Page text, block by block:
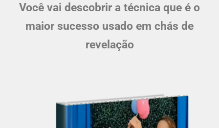
Você vai descobrir a técnica que é o
maior sucesso usado em chás de
revelação